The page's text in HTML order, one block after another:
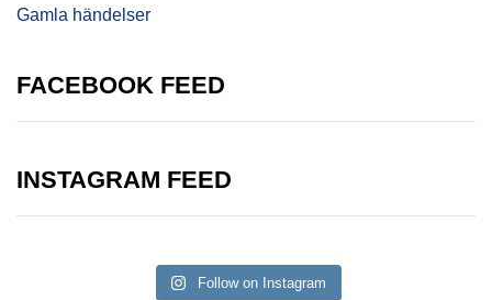
Gamla händelser
FACEBOOK FEED
INSTAGRAM FEED
Follow on Instagram